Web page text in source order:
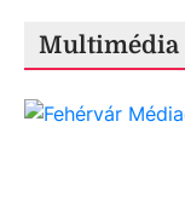
Multimédia